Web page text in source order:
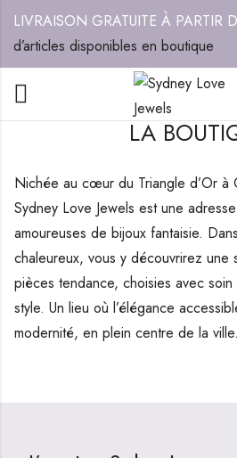
LIVRAISON GRATUITE À
d’articles disponibles en boutique
LA
Nichée au cœur du Triangle d’Or à
Sydney Love Jewels est une
amoureuses de bijoux fantaisie.
chaleureux, vous y découvrirez une
pièces tendance, choisies avec
style. Un lieu où l’élégance
modernité, en plein centre de la ville.